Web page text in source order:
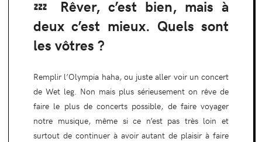
💤 Rêver, c’est bien, mais à
deux c’est mieux. Quels sont
les vôtres ?
Remplir l’Olympia haha, ou juste aller voir un concert
de Wet leg. Non mais plus sérieusement on rêve de
faire le plus de concerts possible, de faire voyager
notre musique, même si ce n’est pas très loin et
surtout de continuer à avoir autant de plaisir à faire